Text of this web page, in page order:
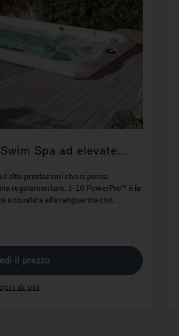
Spa ad elevate
alte prestazioni che si possa
regolamentare. J-16 PowerPro™ è la
acquatica all'avanguardia con
il prezzo
di più